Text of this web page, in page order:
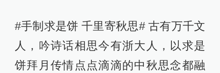
#手制求是饼 千里寄秋思# 古有万千文
人，吟诗话相思今有浙大人，以求是
饼拜月传情点点滴滴的中秋思念都融